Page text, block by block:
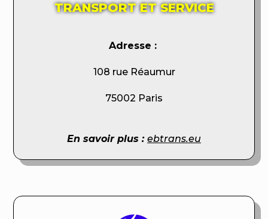
TRANSPORT ET SERVICE
Adresse :
108 rue Réaumur
75002 Paris
En savoir plus : ebtrans.eu